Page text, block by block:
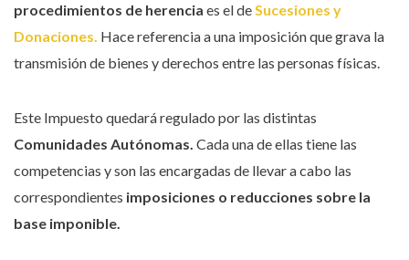
procedimientos de herencia es el deSucesiones y
Donaciones. Hace referencia a una imposición que grava la
transmisión de bienes y derechos entre las personas físicas.
Este Impuesto quedará regulado por las distintas
Comunidades Autónomas. Cada una de ellas tiene las
competencias y son las encargadas de llevar a cabo las
correspondientes imposiciones o reducciones sobre la
base imponible.